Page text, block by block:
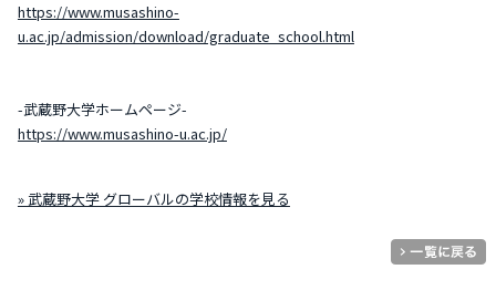
https://www.musashino-
u.ac.jp/admission/download/graduate_school.html
-武蔵野大学ホームページ-
https://www.musashino-u.ac.jp/
» 武蔵野大学 グローバルの学校情報を見る